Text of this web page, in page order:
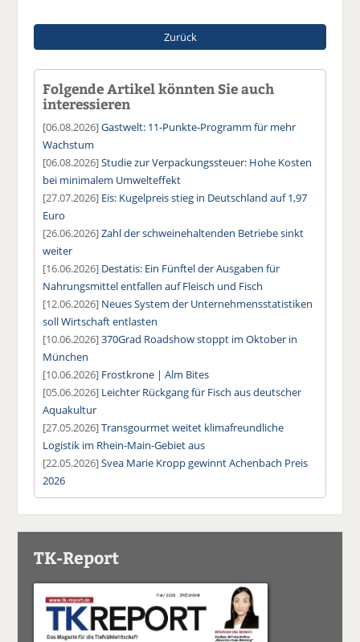
Zurück
Folgende Artikel könnten Sie auch
interessieren
[06.08.2026]Gastwelt: 11-Punkte-Programm für mehr
Wachstum
[06.08.2026]Studie zur Verpackungssteuer: Hohe Kosten
bei minimalem Umwelteffekt
[27.07.2026] Eis: Kugelpreis stieg in Deutschland auf 1,97
Euro
[26.06.2026]Zahl der schweinehaltenden Betriebe sinkt
weiter
[16.06.2026] Destatis: Ein Fünftel der Ausgaben für
Nahrungsmittel entfallen auf Fleisch und Fisch
[12.06.2026] Neues System der Unternehmensstatistiken
soll Wirtschaft entlasten
[10.06.2026]370Grad Roadshow stoppt im Oktober in
München
[10.06.2026] Frostkrone | Alm Bites
[05.06.2026] Leichter Rückgang für Fisch aus deutscher
Aquakultur
[27.05.2026]Transgourmet weitet klimafreundliche
Logistik im Rhein-Main-Gebiet aus
[22.05.2026]Svea Marie Kropp gewinnt Achenbach Preis
2026
TK-Report